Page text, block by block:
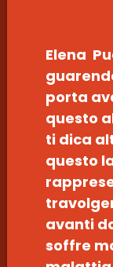
Elena
porta
questo
ti dica
questo
avanti
soffre